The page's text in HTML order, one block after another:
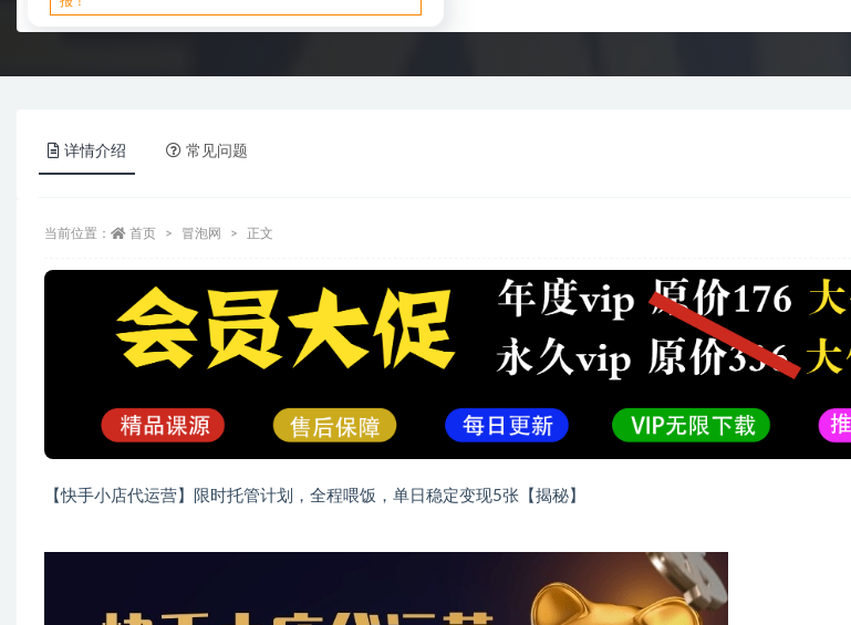
详情介绍 常见问题
当前位置： 首页 冒泡网 正文
【快手小店代运营】限时托管计划，全程喂饭，单日稳定变现5张【揭秘】